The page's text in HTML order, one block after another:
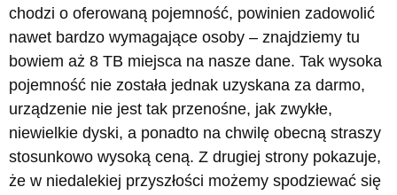
chodzi o oferowaną pojemność, powinien zadowolić
nawet bardzo wymagające osoby – znajdziemy tu
bowiem aż 8 TB miejsca na nasze dane. Tak wysoka
pojemność nie została jednak uzyskana za darmo,
urządzenie nie jest tak przenośne, jak zwykłe,
niewielkie dyski, a ponadto na chwilę obecną straszy
stosunkowo wysoką ceną. Z drugiej strony pokazuje,
że w niedalekiej przyszłości możemy spodziewać się